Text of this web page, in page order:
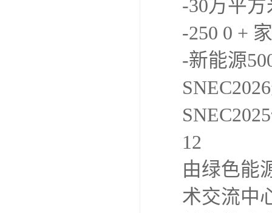
-30万平方
-250 0 +
-新能源
由绿色能
术交流中